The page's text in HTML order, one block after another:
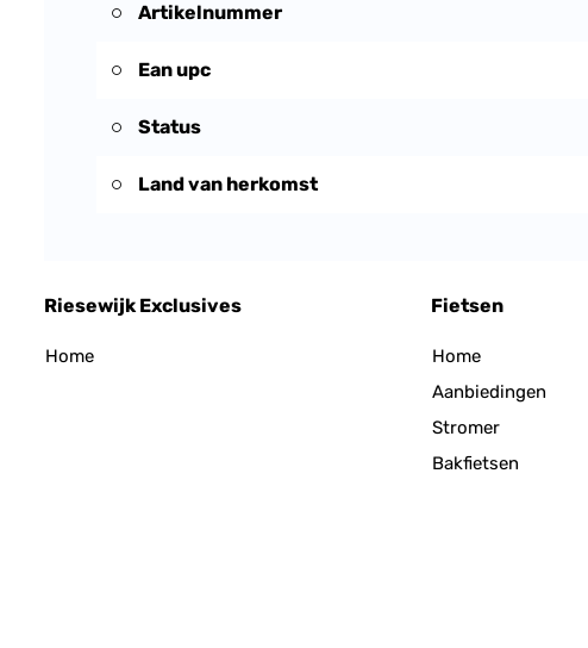
Artikelnummer
Ean upc
Status
Land van herkomst
Riesewijk Exclusives
Home
Fietsen
Home
Aanbiedingen
Stromer
Bakfietsen